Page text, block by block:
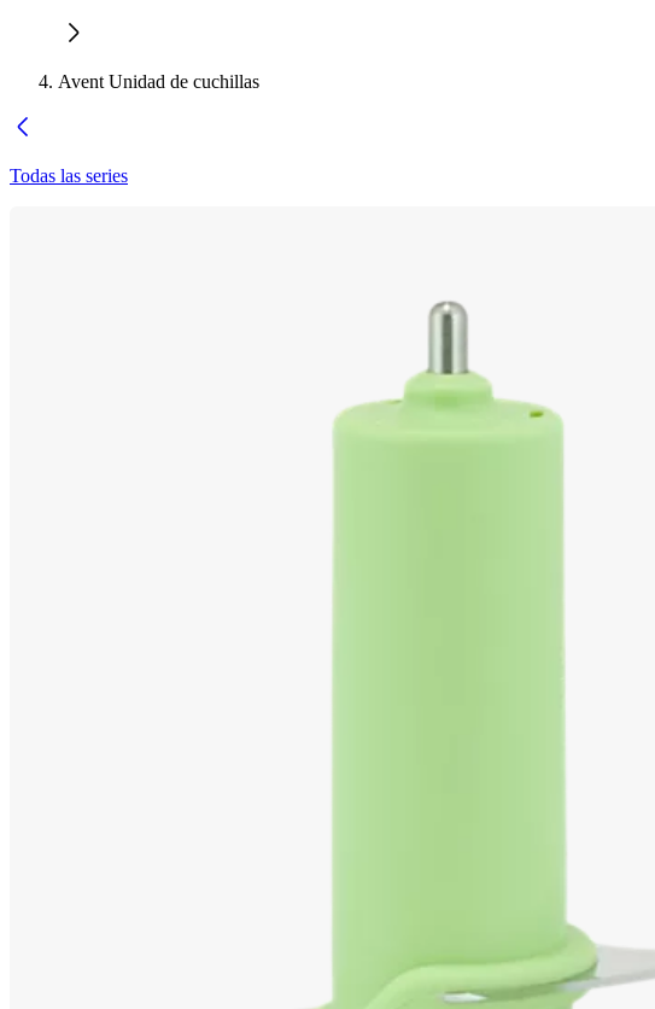
Avent Unidad de cuchillas
Todas las series